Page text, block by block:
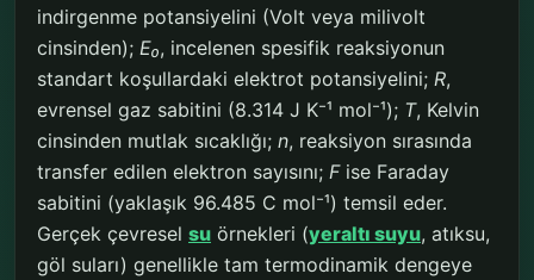
indirgenme potansiyelini (Volt veya milivolt
cinsinden); E₀, incelenen spesifik reaksiyonun
standart koşullardaki elektrot potansiyelini; R,
evrensel gaz sabitini (8.314 J K⁻¹ mol⁻¹); T, Kelvin
cinsinden mutlak sıcaklığı; n, reaksiyon sırasında
transfer edilen elektron sayısını; Fise Faraday
sabitini (yaklaşık 96.485 C mol⁻¹) temsil eder.
Gerçek çevresel su örnekleri (yeraltı suyu, atıksu,
göl suları) genellikle tam termodinamik dengeye